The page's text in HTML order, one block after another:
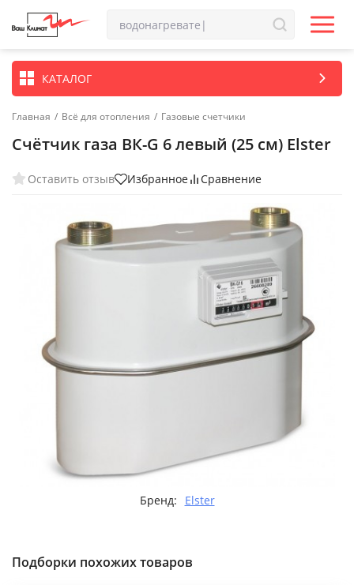
КАТАЛОГ
Главная / Всё для отопления / Газовые счетчики
Счётчик газа ВК-G 6 левый (25 см) Elster
Оставить отзыв Избранное Сравнение
Бренд: Elster
Подборки похожих товаров